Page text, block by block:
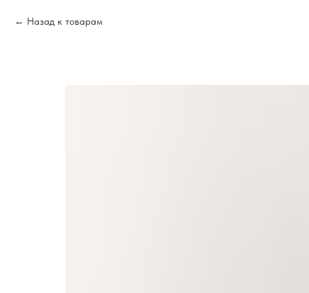
Назад к товарам